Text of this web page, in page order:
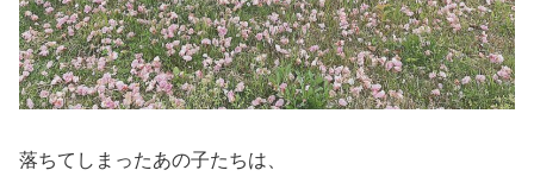
落ちてしまったあの子たちは、